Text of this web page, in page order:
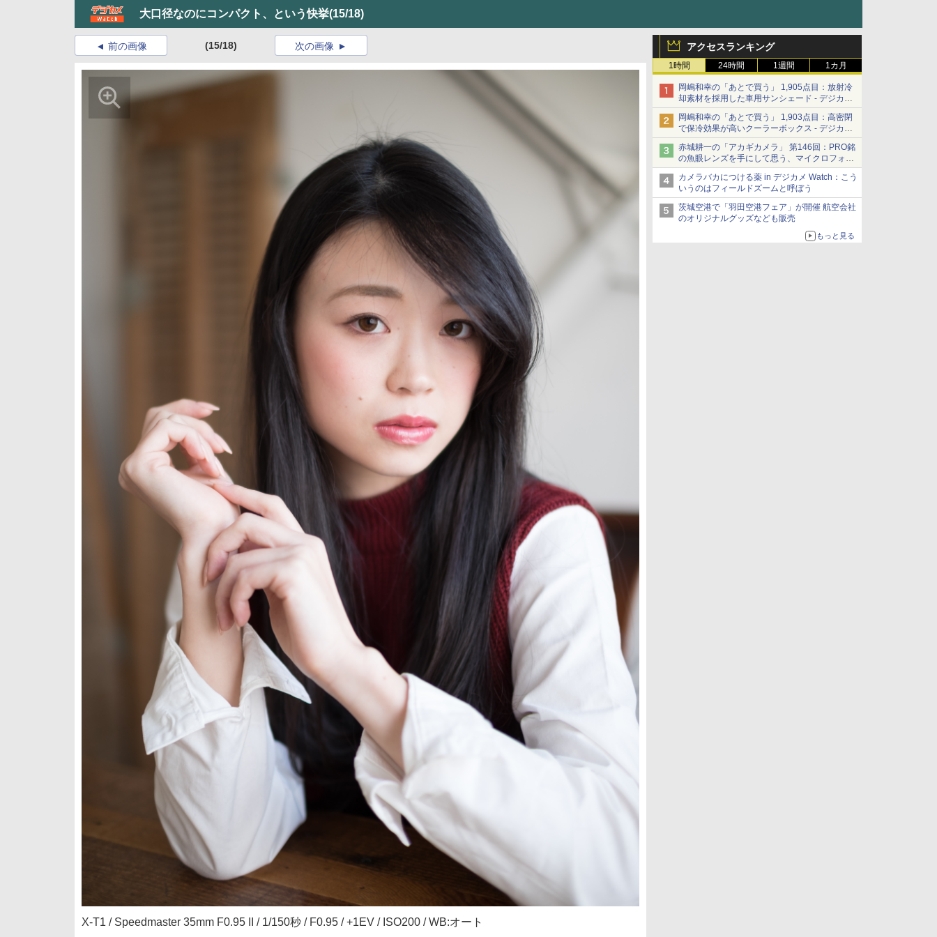
大口径なのにコンパクト、という快挙(15/18)
アクセスランキング
1時間 24時間 1週間 1カ月
岡嶋和幸の「あとで買う」 1,905点目：放射冷
却素材を採用した車用サンシェード - デジカメ
Watch
岡嶋和幸の「あとで買う」 1,903点目：高密閉
で保冷効果が高いクーラーボックス - デジカメ
Watch
赤城耕一の「アカギカメラ」 第146回：PRO銘
の魚眼レンズを手にして思う、マイクロフォー
サーズへの期待と可能性
カメラバカにつける薬 in デジカメ Watch：こう
いうのはフィールドズームと呼ぼう
茨城空港で「羽田空港フェア」が開催 航空会社
のオリジナルグッズなども販売
もっと見る
前の画像 (15/18) 次の画像
X-T1 / Speedmaster 35mm F0.95 II / 1/150秒 / F0.95 / +1EV / ISO200 / WB:オート